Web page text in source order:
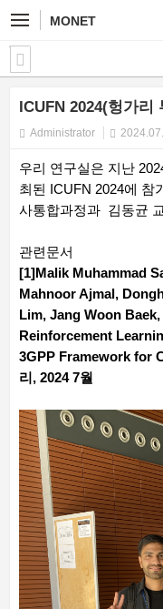
MONET
ICUFN 2024(헝가리
Administrator
우리 연구실은 지난
최된 ICUFN 2024에 참
사통합과정과 김동균
관련문서
[1]Malik Muhammad
Mahnoor Ajmal,
Lim, Jang Woon
Reinforcement
3GPP Framework for
리, 2024 7월